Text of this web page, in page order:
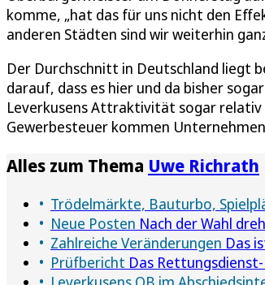
komme, „hat das für uns nicht den
anderen Städten sind wir weiterhin
Der Durchschnitt in Deutschland liegt
darauf, dass es hier und da bisher
Leverkusens Attraktivität sogar relativ
Gewerbesteuer kommen
Alles zum Thema Uwe Richrath
Trödelmärkte, Bauturbo,
Neue Posten Nach der Wahl
Zahlreiche Veränderungen Das
Prüfbericht Das